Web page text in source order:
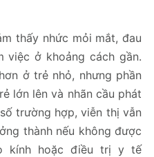
thấy nhức mỏi mắt, đau
việc ở khoảng cách gần.
ở trẻ nhỏ, nhưng phần
lớn lên và nhãn cầu phát
trường hợp, viễn thị vẫn
thành nếu không được
kính hoặc điều trị y tế